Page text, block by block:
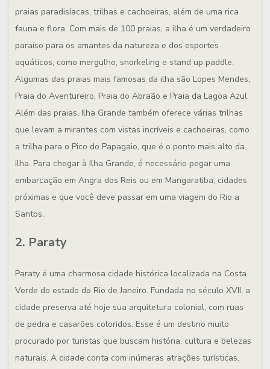
praias paradisíacas, trilhas e cachoeiras, além de uma rica
fauna e flora. Com mais de 100 praias, a ilha é um verdadeiro
paraíso para os amantes da natureza e dos esportes
aquáticos, como mergulho, snorkeling e stand up paddle.
Algumas das praias mais famosas da ilha são Lopes Mendes,
Praia do Aventureiro, Praia do Abraão e Praia da Lagoa Azul.
Além das praias, Ilha Grande também oferece várias trilhas
que levam a mirantes com vistas incríveis e cachoeiras, como
a trilha para o Pico do Papagaio, que é o ponto mais alto da
ilha. Para chegar à Ilha Grande, é necessário pegar uma
embarcação em Angra dos Reis ou em Mangaratiba, cidades
próximas e que você deve passar em uma viagem do Rio a
Santos.
2. Paraty
Paraty é uma charmosa cidade histórica localizada na Costa
Verde do estado do Rio de Janeiro. Fundada no século XVII, a
cidade preserva até hoje sua arquitetura colonial, com ruas
de pedra e casarões coloridos. Esse é um destino muito
procurado por turistas que buscam história, cultura e belezas
naturais. A cidade conta com inúmeras atrações turísticas,